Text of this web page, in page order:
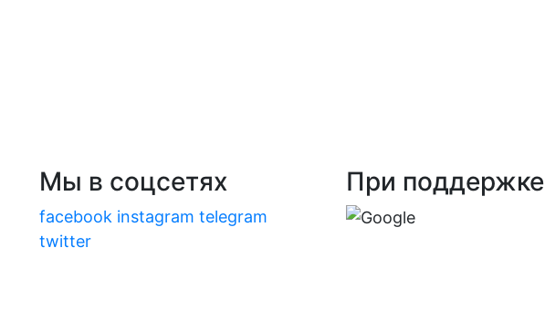
Мы в соцсетях
facebook instagram telegram
twitter
При поддержке